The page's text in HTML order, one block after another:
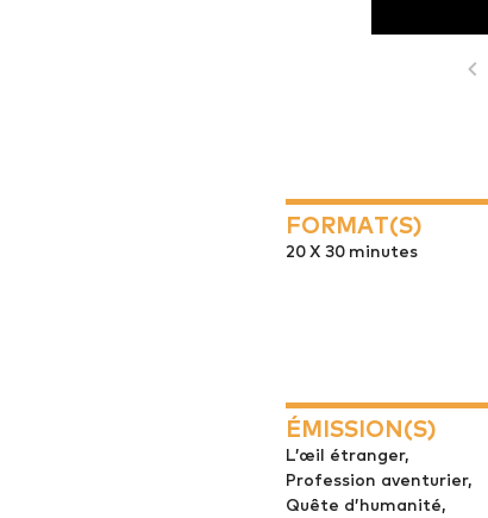
FORMAT(S)
20 X 30 minutes
ÉMISSION(S)
L’œil étranger,
Profession aventurier,
Quête d’humanité,